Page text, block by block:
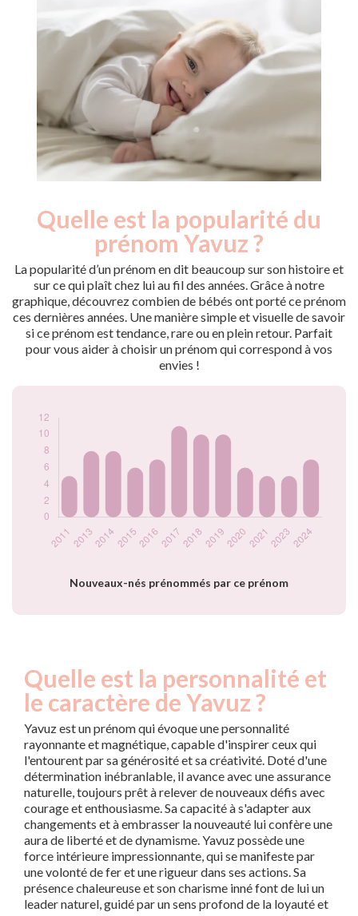
Quelle est la popularité du
prénom Yavuz ?
La popularité d’un prénom en dit beaucoup sur son histoire et
sur ce qui plaît chez lui au fil des années. Grâce à notre
graphique, découvrez combien de bébés ont porté ce prénom
ces dernières années. Une manière simple et visuelle de savoir
si ce prénom est tendance, rare ou en plein retour. Parfait
pour vous aider à choisir un prénom qui correspond à vos
envies !
Nouveaux-nés prénommés par ce prénom
Popularité du
prénom Yavuz par
Année
Nouveaux-
nés
2013
8
2014
8
2015
6
2016
7
2017
11
2018
10
2023
Quelle est la personnalité et
le caractère de Yavuz ?
Yavuz est un prénom qui évoque une personnalité
rayonnante et magnétique, capable d'inspirer ceux qui
l'entourent par sa générosité et sa créativité. Doté d'une
détermination inébranlable, il avance avec une assurance
naturelle, toujours prêt à relever de nouveaux défis avec
courage et enthousiasme. Sa capacité à s'adapter aux
changements et à embrasser la nouveauté lui confère une
aura de liberté et de dynamisme. Yavuz possède une
force intérieure impressionnante, qui se manifeste par
une volonté de fer et une rigueur dans ses actions. Sa
présence chaleureuse et son charisme inné font de lui un
leader naturel, guidé par un sens profond de la loyauté et